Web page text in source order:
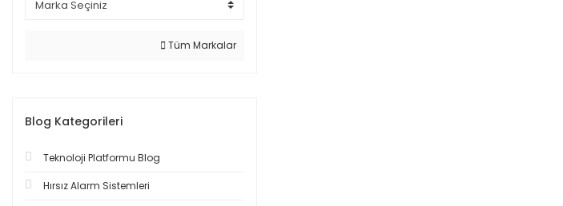
Tüm Markalar
Blog Kategorileri
Teknoloji Platformu Blog
Hırsız Alarm Sistemleri